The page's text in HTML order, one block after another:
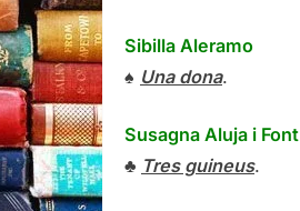
Sibilla Aleramo
♠ Una dona.
Susagna Aluja i Font
♣ Tres guineus.